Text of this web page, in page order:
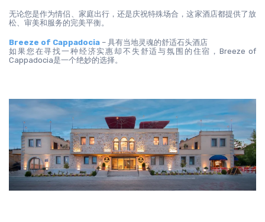
无论您是作为情侣、家庭出行，还是庆祝特殊场合，这家酒店都提供了放
松、审美和服务的完美平衡。
Breeze of Cappadocia – 具有当地灵魂的舒适石头酒店
如果您在寻找一种经济实惠却不失舒适与氛围的住宿，Breeze of
Cappadocia是一个绝妙的选择。